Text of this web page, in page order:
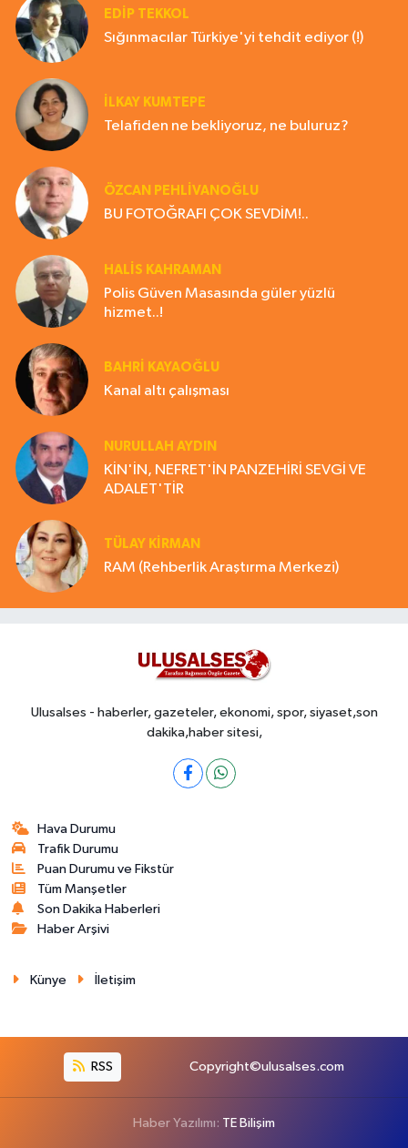
EDIP TEKKOL
Sığınmacılar Türkiye'yi tehdit ediyor (!)
İLKAY KUMTEPE
Telafiden ne bekliyoruz, ne buluruz?
ÖZCAN PEHLİVANOĞLU
BU FOTOĞRAFI ÇOK SEVDİM!..
HALIS KAHRAMAN
Polis Güven Masasında güler yüzlü
hizmet..!
BAHRI KAYAOĞLU
Kanal altı çalışması
NURULLAH AYDIN
KİN'İN, NEFRET'İN PANZEHİRİ SEVGİ VE
ADALET'TİR
TÜLAY KİRMAN
RAM (Rehberlik Araştırma Merkezi)
Ulusalses - haberler, gazeteler, ekonomi, spor, siyaset,son
dakika,haber sitesi,
Hava Durumu
Trafik Durumu
Puan Durumu ve Fikstür
Tüm Manşetler
Son Dakika Haberleri
Haber Arşivi
Künye İletişim
RSS Copyright©ulusalses.com
Haber Yazılımı: TE Bilişim